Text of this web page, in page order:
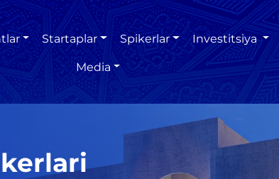
Startaplar Spikerlar Investitsiya
Media